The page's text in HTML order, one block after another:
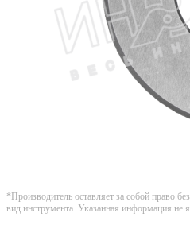
*Производитель оставляет за собой право
вид инструмента. Указанная информация не